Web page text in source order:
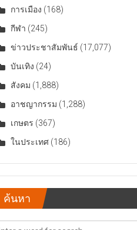
การเมือง (168)
กีฬา (245)
ข่าวประชาสัมพันธ์ (17,077)
บันเทิง (24)
สังคม (1,888)
อาชญากรรม (1,288)
เกษตร (367)
ในประเทศ (186)
ค้นหา